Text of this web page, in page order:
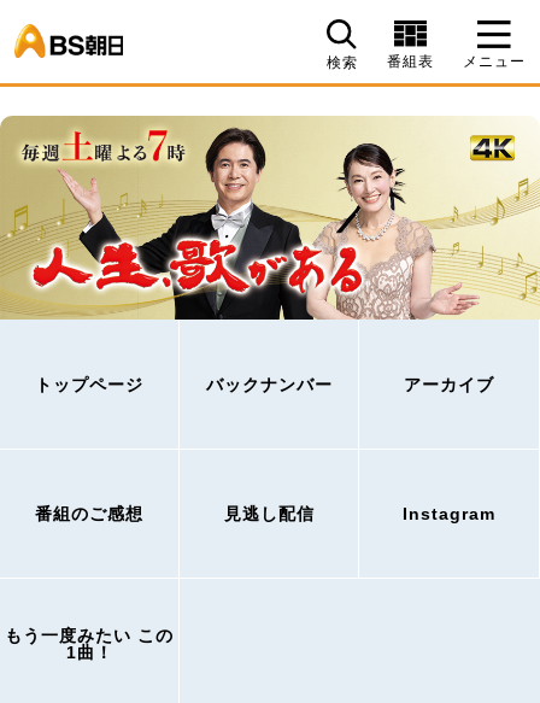
検索 番組表 メニュー
トップページ バックナンバー アーカイブ
番組のご感想 見逃し配信 Instagram
もう一度みたい この
1曲！